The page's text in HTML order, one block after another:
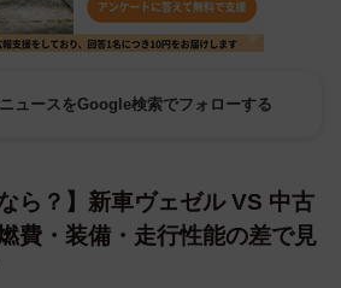
ュースをGoogle検索でフォローする
ら？】新車ヴェゼル VS 中古
費・装備・走行性能の差で見